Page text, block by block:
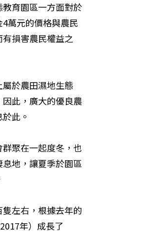
育園區一方面對於
萬元的價格與農民
損害農民權益之
於農田濕地生態
此，廣大的優良農
此。
聚在一起度冬，也
地，讓夏季於園區
左右，根據去年的
年）成長了